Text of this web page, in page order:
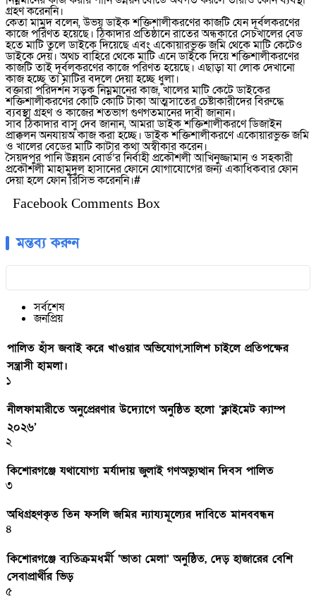
গ্রহণ করেননি।
কেতা মামুদ বলেন, উভয় ডাইক শক্তিশালীকরণের কাজটি যেন দূর্বলকরণের
কাজে পরিণত হয়েছে। ঠিকাদার প্রতিষ্ঠানে রাতের অন্ধকারে সেচখালের বেড
হতে মাটি তুলে ডাইকে দিয়েছে এবং একোয়ারভুক্ত জমি থেকে মাটি কেটেও
ডাইকে দেয়। অথচ বাহিরে থেকে মাটি এনে ডাইকে দিয়ে শক্তিশালীকরণের
কাজটি তাই দূর্বলকরণের কাজে পরিণত হয়েছে। এছাড়া যা লোক দেখানো
কাজ হচ্ছে তা মাটির বদলে দেয়া হচ্ছে ধুলা।
বক্তারা পরিদর্শন সড়ক নিম্নমানের কাজ, খালের মাটি কেটে ডাইকের
শক্তিশালীকরণের কোটি কোটি টাকা আত্মসাতের চেষ্টাকারীদের বিরুদ্ধে
ব্যবস্থা গ্রহণ ও কাজের শতভাগ গুণগতমানের দাবী জানান।
সাব ঠিকাদার বাসু দেব জানান, আমরা ডাইক শক্তিশালীকরণে ডিজাইন
প্রাক্কলন অনযায়অ কাজ করা হচ্ছে। ডাইক শক্তিশালীকরণে একোয়ারভুক্ত জমি
ও খালের বেডের মাটি কাটার কথা অস্বীকার করেন।
সৈয়দপুর পানি উন্নয়ন বোর্ড’র নির্বাহী প্রকৌশলী আখিনুজ্জামান ও সহকারী
প্রকৌশলী মাহামুদুল হাসানের ফোনে যোগাযোগের জন্য একাধিকবার ফোন
দেয়া হলে ফোন রিসিভ করেননি।#
Facebook Comments Box
মন্তব্য করুন
সর্বশেষ
জনপ্রিয়
পালিত হাঁস জবাই করে খাওয়ার অভিযোগ,সালিশ চাইলে প্রতিপক্ষের
সন্ত্রাসী হামলা।
১
নীলফামারীতে অনুপ্রেরণার উদ্যোগে অনুষ্ঠিত হলো ‘ক্লাইমেট ক্যাম্প
২০২৬’
২
কিশোরগঞ্জে যথাযোগ্য মর্যাদায় জুলাই গণঅভ্যুত্থান দিবস পালিত
৩
অধিগ্রহণকৃত তিন ফসলি জমির ন্যায্যমূল্যের দাবিতে মানববন্ধন
৪
কিশোরগঞ্জে ব্যতিক্রমধর্মী ‘ভাতা মেলা’ অনুষ্ঠিত, দেড় হাজারের বেশি
সেবাপ্রার্থীর ভিড়
৫